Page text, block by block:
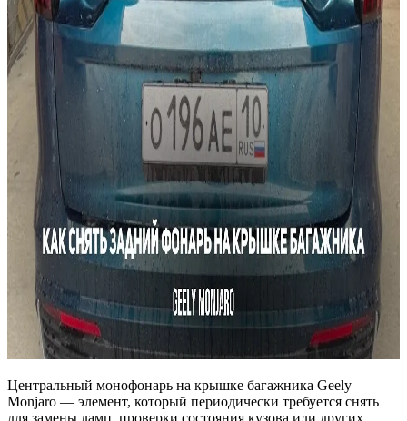
Центральный монофонарь на крышке багажника Geely
Monjaro — элемент, который периодически требуется снять
для замены ламп, проверки состояния кузова или других